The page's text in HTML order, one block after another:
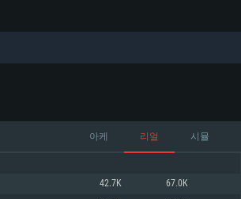
아케 리얼 시뮬
42.7K 67.0K